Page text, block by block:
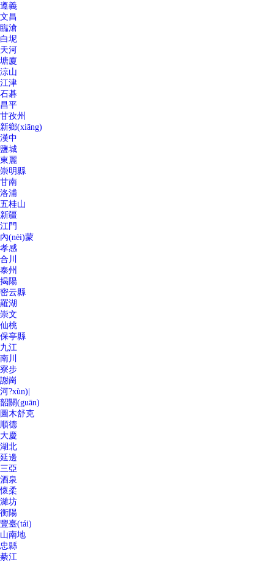
遵義
文昌
臨滄
白坭
天河
塘廈
涼山
江津
石碁
昌平
甘孜州
新鄉(xiāng)
漢中
鹽城
東麗
崇明縣
甘南
洛浦
五桂山
新疆
江門
內(nèi)蒙
孝感
合川
泰州
揭陽
密云縣
羅湖
崇文
仙桃
保亭縣
九江
南川
寮步
謝崗
河?xùn)|
韶關(guān)
圖木舒克
順德
大慶
湖北
延邊
三亞
酒泉
懷柔
濰坊
衡陽
豐臺(tái)
山南地
忠縣
綦江